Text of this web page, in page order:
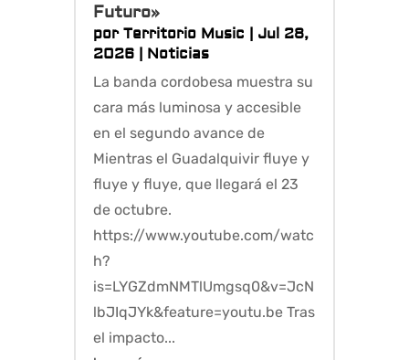
Futuro»
por Territorio Music | Jul 28,
2026| Noticias
La banda cordobesa muestra su
cara más luminosa y accesible
en el segundo avance de
Mientras el Guadalquivir fluye y
fluye y fluye, que llegará el 23
de octubre.
https://www.youtube.com/watc
h?
is=LYGZdmNMTlUmgsq0&v=JcN
lbJIqJYk&feature=youtu.be Tras
el impacto...